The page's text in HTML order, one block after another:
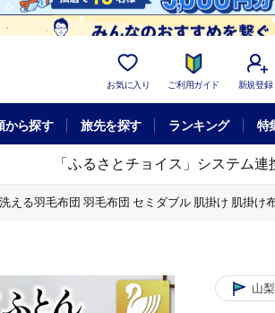
お気に入り ご利用ガイド 新規登録
から探す 旅先を探す ランキング 特
「ふるさとチョイス」システム連
洗える羽毛布団 羽毛布団 セミダブル 肌掛け 肌掛
ウン 夏 春 ホワイトダックダウン 93％ 0.4kg
柔軟加工 コインランドリー [川村羽毛 山梨県 韮
山